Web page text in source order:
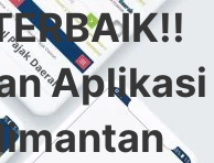
Aplikasi